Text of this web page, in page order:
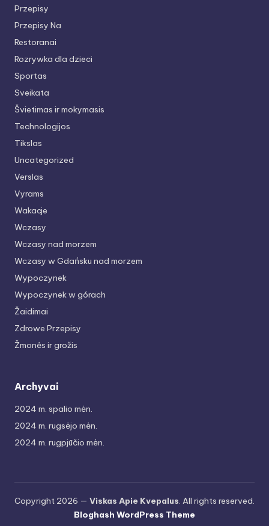
Przepisy
Przepisy Na
Restoranai
Rozrywka dla dzieci
Sportas
Sveikata
Švietimas ir mokymasis
Technologijos
Tikslas
Uncategorized
Verslas
Vyrams
Wakacje
Wczasy
Wczasy nad morzem
Wczasy w Gdańsku nad morzem
Wypoczynek
Wypoczynek w górach
Žaidimai
Zdrowe Przepisy
Žmonės ir grožis
Archyvai
2024 m. spalio mėn.
2024 m. rugsėjo mėn.
2024 m. rugpjūčio mėn.
Copyright 2026 — Viskas Apie Kvepalus. All rights reserved.
Bloghash WordPress Theme